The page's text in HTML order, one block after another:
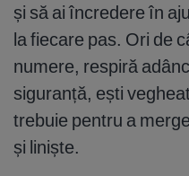
și să ai încredere în
la fiecare pas. Ori de
numere, respiră
siguranță, ești
trebuie pentru a
și liniște.